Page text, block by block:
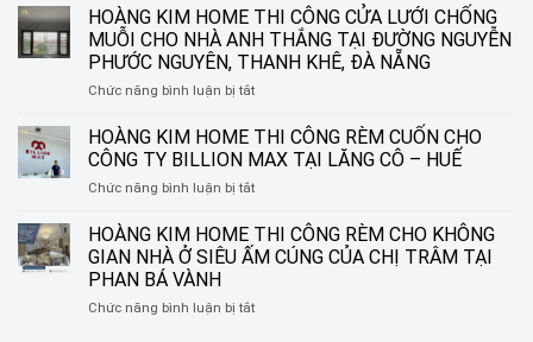
SÁO
NHÔM
TẠI
ĐƯỜNG
NGUYỄN
SẮC,
LIÊN
ĐÀ
CUỐN
IN
TRANH
HOÀNG
KIM
–
BIẾN
Ô
CỬA
MỘT
TÁC
THUẬT
HOÀNG KIM HOME THI CÔNG CỬA LƯỚI CHỐNG
MUỖI CHO NHÀ ANH THẮNG TẠI ĐƯỜNG NGUYỄN
PHƯỚC NGUYÊN, THANH KHÊ, ĐÀ NẴNG
Chức năng bình luận bị tắtở
KIM
HOME
THI
CÔNG
LƯỚI
CHỐNG
NHÀ
HOÀNG KIM HOME THI CÔNG RÈM CUỐN CHO
CÔNG TY BILLION MAX TẠI LĂNG CÔ – HUẾ
Chức năng bình luận bị tắtở
KIM
HOME
THI
RÈM
HOÀNG KIM HOME THI CÔNG RÈM CHO KHÔNG
GIAN NHÀ Ở SIÊU ẤM CÚNG CỦA CHỊ TRÂM TẠI
PHAN BÁ VÀNH
Chức năng bình luận bị tắtở